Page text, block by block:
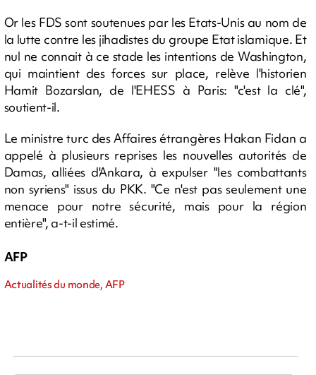
Or les FDS sont soutenues par les Etats-Unis au nom de
la lutte contre les jihadistes du groupe Etat islamique. Et
nul ne connait à ce stade les intentions de Washington,
qui maintient des forces sur place, relève l'historien
Hamit Bozarslan, de l'EHESS à Paris: "c'est la clé",
soutient-il.
Le ministre turc des Affaires étrangères Hakan Fidan a
appelé à plusieurs reprises les nouvelles autorités de
Damas, alliées d'Ankara, à expulser "les combattants
non syriens" issus du PKK. "Ce n'est pas seulement une
menace pour notre sécurité, mais pour la région
entière", a-t-il estimé.
AFP
Actualités du monde, AFP